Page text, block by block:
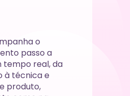
o
passo a
tempo real, da
à técnica e
produto,